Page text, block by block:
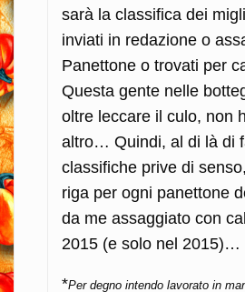
sarà la classifica dei
inviati in redazione o
Panettone o trovati per
Questa gente nelle
oltre leccare il culo, non
altro… Quindi, al di là di
classifiche prive di
riga per ogni panettone
da me assaggiato con
2015 (e solo nel 2015)…
*Per degno intendo lavorato in